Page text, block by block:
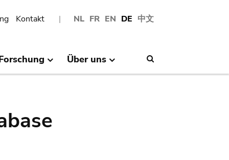
NL FR EN DE 中文
Kontakt
Über uns